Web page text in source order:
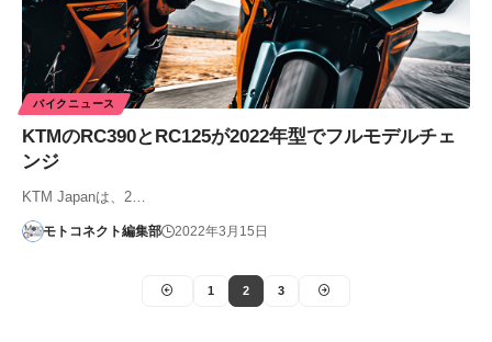
バイクニュース
KTMのRC390とRC125が2022年型でフルモデルチェ
ンジ
KTM Japanは、2…
モトコネクト編集部 2022年3月15日
1 2 3